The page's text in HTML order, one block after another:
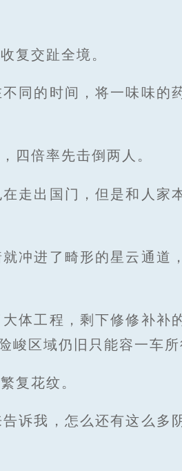
复交趾全境。
同的时间，将一味味的
四倍率先击倒两人。
走出国门，但是和人家
冲进了畸形的星云通道
体工程，剩下修修补补
峻区域仍旧只能容一车所
复花纹。
诉我，怎么还有这么多